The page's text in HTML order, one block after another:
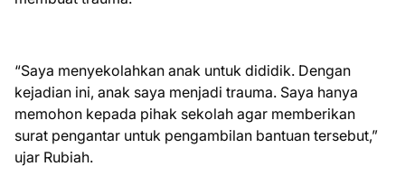
“Saya menyekolahkan anak untuk dididik. Dengan
kejadian ini, anak saya menjadi trauma. Saya hanya
memohon kepada pihak sekolah agar memberikan
surat pengantar untuk pengambilan bantuan tersebut,”
ujar Rubiah.